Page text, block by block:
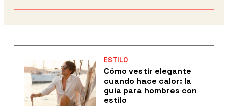
ESTILO
Cómo vestir elegante
cuando hace calor: la
guía para hombres con
estilo